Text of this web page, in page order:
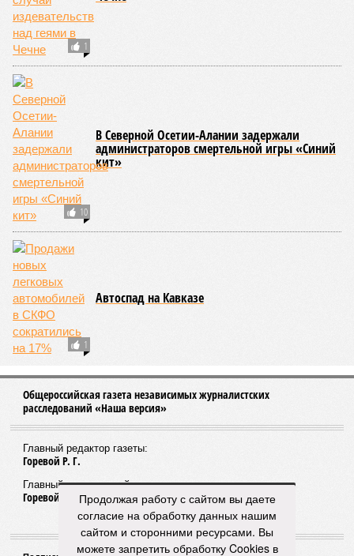
05/08
Более трети автомобилистов Северного Кавказа
стали реже пользоваться машиной
04/08
В Северной Осетии задержали мужчину за стрельбу
на базе отдыха
04/08
тысячи рублей
04/08
В Дагестане нашли почти 3,9 тысячи земельных
участков под жилую застройку
НОВОСТИ ПАРТНЕРОВ
ЕЩЕ ИЗ РАЗДЕЛА «ВЛАСТЬ»
Абдусамад Гамидов и его подчиненные
оказывают давление на свидетелей
Продолжая работу с сайтом вы даете
согласие на обработку данных нашим
сайтом и сторонними ресурсами. Вы
можете запретить обработку Cookies в